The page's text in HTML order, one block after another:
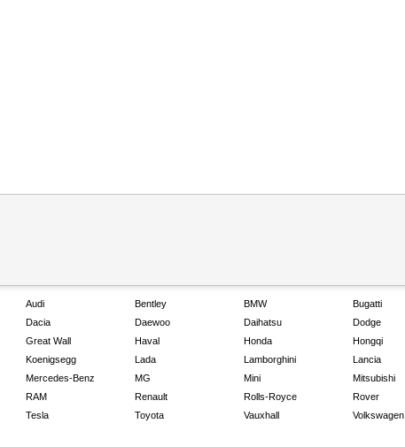
Audi Bentley BMW Bugatti
Dacia Daewoo Daihatsu Dodge
Great Wall Haval Honda Hongqi
Koenigsegg Lada Lamborghini Lancia
Mercedes-Benz MG Mini Mitsubishi
RAM Renault Rolls-Royce Rover
Tesla Toyota Vauxhall Volkswagen